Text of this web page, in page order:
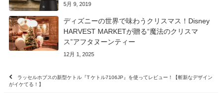
5月 9, 2019
ディズニーの世界で味わうクリスマス！Disney
HARVEST MARKETが贈る“魔法のクリスマ
ス”アフタヌーンティー
12月 1, 2025
ラッセルホブスの新型ケトル『T ケトル7106JP』を使ってレビュー！【斬新なデザイン
がイケてる！】